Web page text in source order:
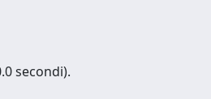
secondi).